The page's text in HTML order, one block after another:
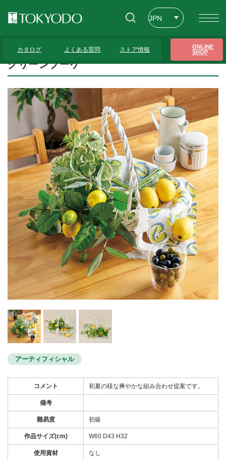
JPN
カタログ よくある質問 ストア情報
ONLINE
SHOP
グリーンブーケ
グリーンブーケ
アーティフィシャル
コメント 初夏の様な爽やかな組み合わせ提案です。
備考
難易度 初級
作品サイズ(cm) W60 D43 H32
使用資材 なし